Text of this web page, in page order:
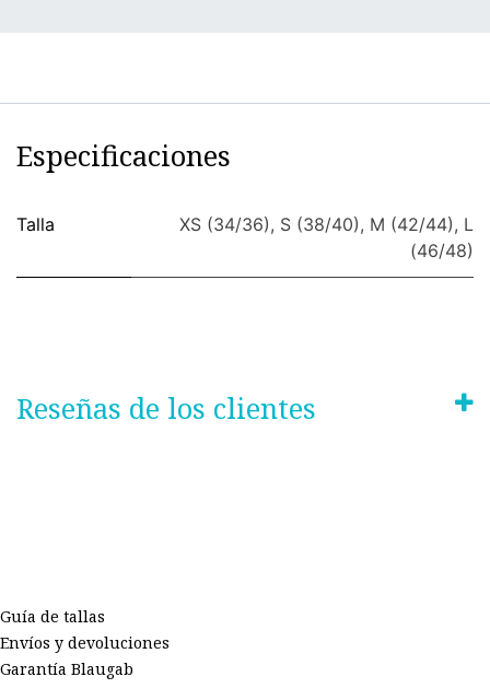
Especificaciones
Talla XS (34/36), S (38/40), M (42/44), L
(46/48)
Reseñas de los clientes
Guía de tallas
Envíos y devoluciones
Garantía Blaugab